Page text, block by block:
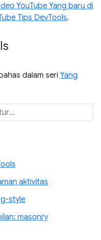
YouTube Yang baru di
Tips DevTools.
dalam seri Yang
aktivitas
style
masonry